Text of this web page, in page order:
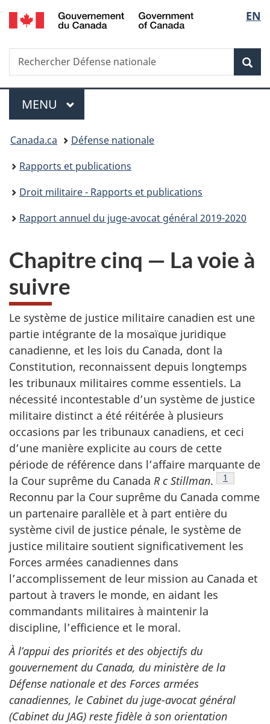
Passer
au
principal
Passer
à
Au
du
Passer
au
de
section
Passer
à
version
simplifiée
de
la
EN
Recherche
Rechercher
Défense
Menu
MENU PRINCIPAL
Vous
êtes
ici :
Canada.ca
Défense nationale
Rapports et publications
Droit militaire - Rapports et publications
Rapport annuel du juge-avocat général 2019-2020
Chapitre cinq — La voie à
suivre
Le système de justice militaire canadien est une
partie intégrante de la mosaïque juridique
canadienne, et les lois du Canada, dont la
Constitution, reconnaissent depuis longtemps
les tribunaux militaires comme essentiels. La
nécessité incontestable d’un système de justice
militaire distinct a été réitérée à plusieurs
occasions par les tribunaux canadiens, et ceci
d’une manière explicite au cours de cette
période de référence dans l’affaire marquante de
la Cour suprême du Canada R c Stillman. Footnote
1
Reconnu par la Cour suprême du Canada comme
un partenaire parallèle et à part entière du
système civil de justice pénale, le système de
justice militaire soutient significativement les
Forces armées canadiennes dans
l’accomplissement de leur mission au Canada et
partout à travers le monde, en aidant les
commandants militaires à maintenir la
discipline, l’efficience et le moral.
À l’appui des priorités et des objectifs du
gouvernement du Canada, du ministère de la
Défense nationale et des Forces armées
canadiennes, le Cabinet du juge-avocat général
(Cabinet du JAG) reste fidèle à son orientation